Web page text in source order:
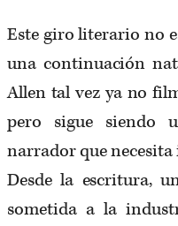
Este giro literario no
una continuación
Allen tal vez ya no
pero sigue siendo
narrador que
Desde la escritura,
sometida a la